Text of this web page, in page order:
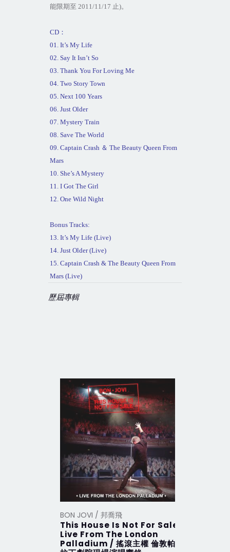
能限期至 2011/11/17 止)。
CD：
01. It’s My Life
02. Say It Isn’t So
03. Thank You For Loving Me
04. Two Story Town
05. Next 100 Years
06. Just Older
07. Mystery Train
08. Save The World
09. Captain Crash ＆ The Beauty Queen From
Mars
10. She’s A Mystery
11. I Got The Girl
12. One Wild Night
Bonus Tracks:
13. It’s My Life (Live)
14. Just Older (Live)
15. Captain Crash & The Beauty Queen From
Mars (Live)
歷屆專輯
BON JOVI / 邦喬飛
This House Is Not For Sale
Live From The London
Palladium / 搖滾主權 倫敦帕